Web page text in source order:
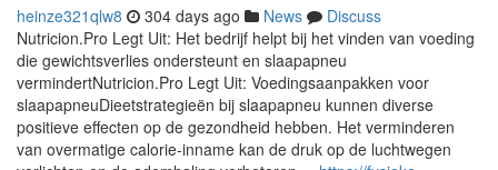
heinze321qlw8 304 days ago News
Discuss
Nutricion.Pro Legt Uit: Het bedrijf helpt bij het vinden van voeding
die gewichtsverlies ondersteunt en slaapapneu
vermindertNutricion.Pro Legt Uit: Voedingsaanpakken voor
slaapapneuDieetstrategieën bij slaapapneu kunnen diverse
positieve effecten op de gezondheid hebben. Het verminderen
van overmatige calorie-inname kan de druk op de luchtwegen